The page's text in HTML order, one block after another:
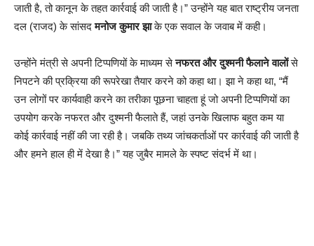
जाती है, तो कानून के तहत कार्रवाई की जाती है।” उन्होंने यह बात राष्ट्रीय जनता
दल (राजद) के सांसदमनोज कुमार झाके एक सवाल के जवाब में कही।
उन्होंने मंत्री से अपनी टिप्पणियों के माध्यम सेनफरत और दुश्मनी फैलाने वालोंसे
निपटने की प्रक्रिया की रूपरेखा तैयार करने को कहा था। झा ने कहा था, “मैं
उन लोगों पर कार्यवाही करने का तरीका पूछना चाहता हूं जो अपनी टिप्पणियों का
उपयोग करके नफरत और दुश्मनी फैलाते हैं, जहां उनके खिलाफ बहुत कम या
कोई कार्रवाई नहीं की जा रही है। जबकि तथ्य जांचकर्ताओं पर कार्रवाई की जाती है
और हमने हाल ही में देखा है।” यह जुबैर मामले के स्पष्ट संदर्भ में था।